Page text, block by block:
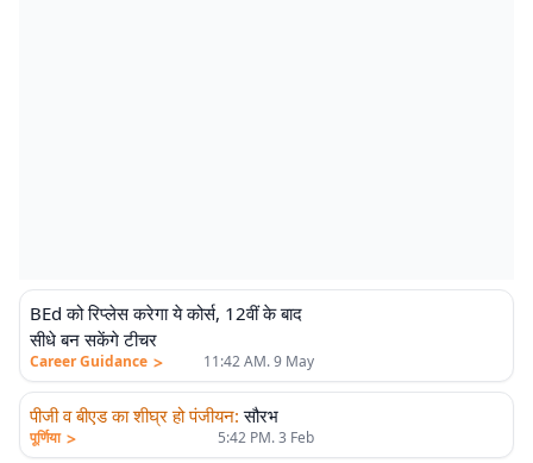
BEd को रिप्लेस करेगा ये कोर्स, 12वीं के बाद
सीधे बन सकेंगे टीचर
Career Guidance > 11:42 AM. 9 May
पीजी व बीएड का शीघ्र हो पंजीयन: सौरभ
पूर्णिया > 5:42 PM. 3 Feb